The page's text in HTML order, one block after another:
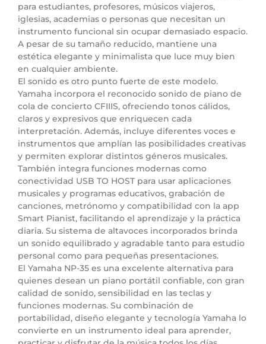
para estudiantes, profesores, músicos viajeros,
iglesias, academias o personas que necesitan un
instrumento funcional sin ocupar demasiado espacio.
A pesar de su tamaño reducido, mantiene una
estética elegante y minimalista que luce muy bien
en cualquier ambiente.
El sonido es otro punto fuerte de este modelo.
Yamaha incorpora el reconocido sonido de piano de
cola de concierto CFIIIS, ofreciendo tonos cálidos,
claros y expresivos que enriquecen cada
interpretación. Además, incluye diferentes voces e
instrumentos que amplían las posibilidades creativas
y permiten explorar distintos géneros musicales.
También integra funciones modernas como
conectividad USB TO HOST para usar aplicaciones
musicales y programas educativos, grabación de
canciones, metrónomo y compatibilidad con la app
Smart Pianist, facilitando el aprendizaje y la práctica
diaria. Su sistema de altavoces incorporados brinda
un sonido equilibrado y agradable tanto para estudio
personal como para pequeñas presentaciones.
El Yamaha NP-35 es una excelente alternativa para
quienes desean un piano portátil confiable, con gran
calidad de sonido, sensibilidad en las teclas y
funciones modernas. Su combinación de
portabilidad, diseño elegante y tecnología Yamaha lo
convierte en un instrumento ideal para aprender,